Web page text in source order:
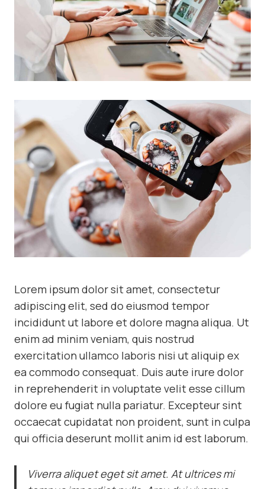
Lorem ipsum dolor sit amet, consectetur
adipiscing elit, sed do eiusmod tempor
incididunt ut labore et dolore magna aliqua. Ut
enim ad minim veniam, quis nostrud
exercitation ullamco laboris nisi ut aliquip ex
ea commodo consequat. Duis aute irure dolor
in reprehenderit in voluptate velit esse cillum
dolore eu fugiat nulla pariatur. Excepteur sint
occaecat cupidatat non proident, sunt in culpa
qui officia deserunt mollit anim id est laborum.
Viverra aliquet eget sit amet. At ultrices mi